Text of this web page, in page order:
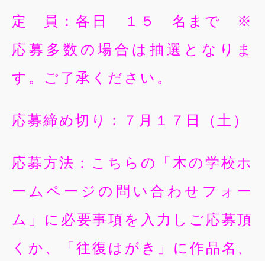
定 員：各日 １５ 名まで ※
応募多数の場合は抽選となりま
す。ご了承ください。
応募締め切り：７月１７日（土）
応募方法：こちらの「木の学校ホ
ームページの問い合わせフォー
ム」に必要事項を入力しご応募頂
くか、「往復はがき」に作品名、